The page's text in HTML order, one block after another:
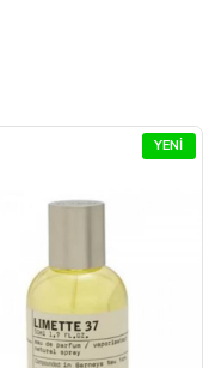
YENI